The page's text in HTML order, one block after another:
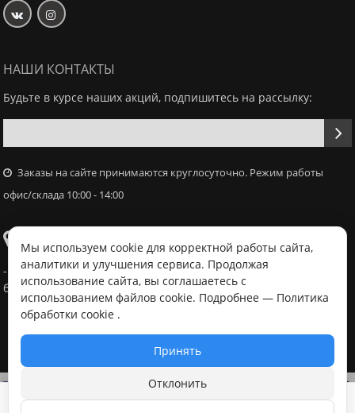
НАШИ КОНТАКТЫ
Будьте в курсе наших акций, подпишитесь на рассылку:
Заказы на сайте принимаются круглосуточно. Режим работы
офис/склада 10:00 - 14:00
Самовывоз
- Офис / склад, г. Минск, ул. Володько 18, с 10:00 - 14:00 в
будний день после согласования с менеджером
Мы используем cookie для корректной работы сайта,
аналитики и улучшения сервиса. Продолжая
использование сайта, вы соглашаетесь с
использованием файлов cookie. Подробнее — Политика
обработки cookie .
Принять
Отклонить